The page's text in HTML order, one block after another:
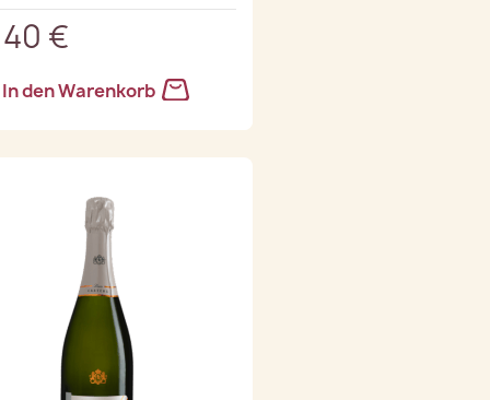
€
In den Warenkorb